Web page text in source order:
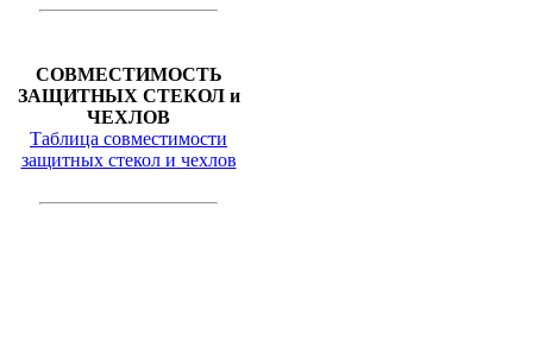
СОВМЕСТИМОСТЬ
ЗАЩИТНЫХ СТЕКОЛ и
ЧЕХЛОВ
Таблица совместимости
защитных стекол и чехлов